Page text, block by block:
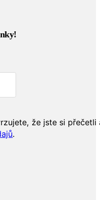
že jste si přečetli
.